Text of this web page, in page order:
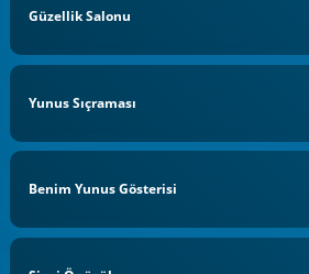
Güzellik Salonu
Yunus Sıçraması
Benim Yunus Gösterisi